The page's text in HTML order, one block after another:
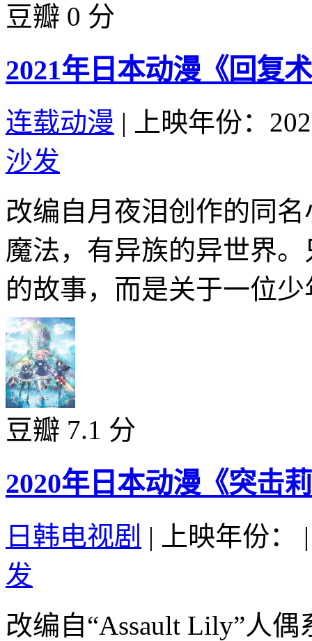
豆瓣 0 分
2021年日本动漫《回复
连载动漫 |
上映年份：
沙发
改编自月夜泪创作的同
魔法，有异族的异世界
的故事，而是关于一位
豆瓣 7.1 分
2020年日本动漫《突击
日韩电视剧 | 上映年份：
|
发
改编自“Assault Lily”人